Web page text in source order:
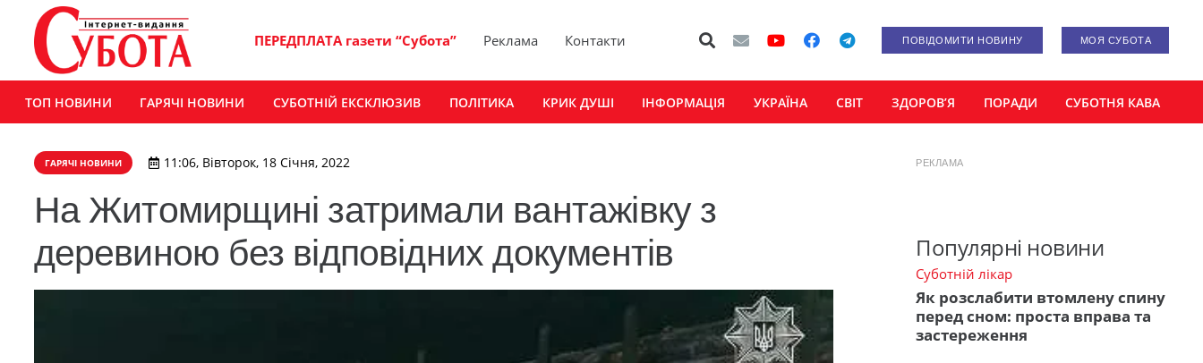
ПЕРЕДПЛАТА газети “Субота” Реклама Контакти ПОВІДОМИТИ НОВИНУ МОЯ СУБОТА
ТОП НОВИНИ ГАРЯЧІ НОВИНИ СУБОТНІЙ ЕКСКЛЮЗИВ ПОЛІТИКА КРИК ДУШІ ІНФОРМАЦІЯ УКРАЇНА СВІТ ЗДОРОВ’Я ПОРАДИ СУБОТНЯ КАВА
ГАРЯЧІ НОВИНИ 11:06, Вівторок, 18 Січня, 2022
На Житомирщині затримали вантажівку з
деревиною без відповідних документів
РЕКЛАМА
Популярні новини
Суботній лікар
Як розслабити втомлену спину
перед сном: проста вправа та
застереження